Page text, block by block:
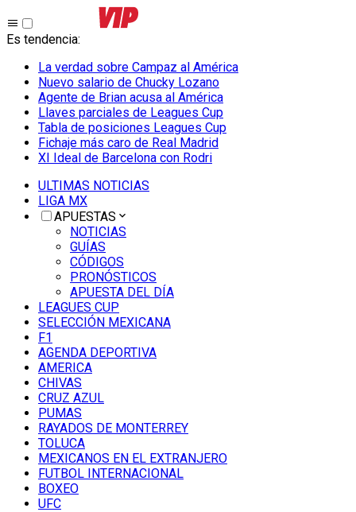
Es tendencia:
La verdad sobre Campaz al América
Nuevo salario de Chucky Lozano
Agente de Brian acusa al América
Llaves parciales de Leagues Cup
Tabla de posiciones Leagues Cup
Fichaje más caro de Real Madrid
XI Ideal de Barcelona con Rodri
ULTIMAS NOTICIAS
LIGA MX
APUESTAS
NOTICIAS
GUÍAS
CÓDIGOS
PRONÓSTICOS
APUESTA DEL DÍA
LEAGUES CUP
SELECCIÓN MEXICANA
F1
AGENDA DEPORTIVA
AMERICA
CHIVAS
CRUZ AZUL
PUMAS
RAYADOS DE MONTERREY
TOLUCA
MEXICANOS EN EL EXTRANJERO
FUTBOL INTERNACIONAL
BOXEO
UFC